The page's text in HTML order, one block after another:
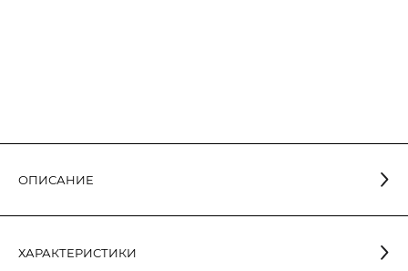
ОПИСАНИЕ
поколения. Это значит, что она предлагает потребителям
ХАРАКТЕРИСТИКИ